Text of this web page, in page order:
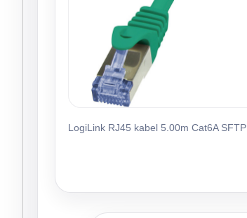
LogiLink RJ45 kabel 5.00m Cat6A SFTP